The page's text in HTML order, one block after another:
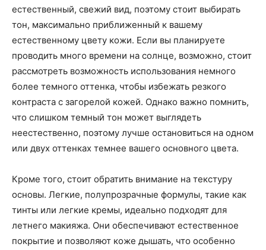
естественный, свежий вид, поэтому стоит выбирать
тон, максимально приближенный к вашему
естественному цвету кожи. Если вы планируете
проводить много времени на солнце, возможно, стоит
рассмотреть возможность использования немного
более темного оттенка, чтобы избежать резкого
контраста с загорелой кожей. Однако важно помнить,
что слишком темный тон может выглядеть
неестественно, поэтому лучше остановиться на одном
или двух оттенках темнее вашего основного цвета.
Кроме того, стоит обратить внимание на текстуру
основы. Легкие, полупрозрачные формулы, такие как
тинты или легкие кремы, идеально подходят для
летнего макияжа. Они обеспечивают естественное
покрытие и позволяют коже дышать, что особенно